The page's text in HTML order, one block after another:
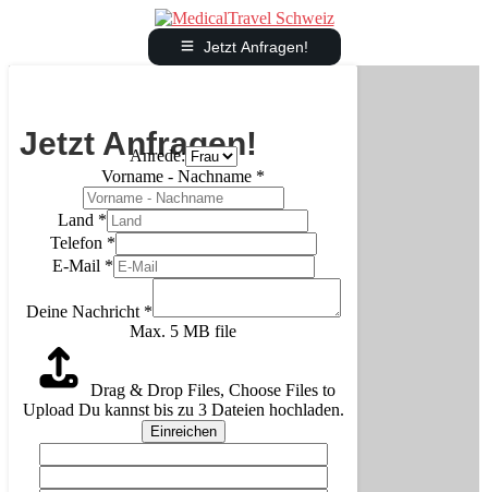
Jetzt Anfragen!
Jetzt Anfragen!
Anrede:
Vorname - Nachname *
Land *
Telefon *
E-Mail *
Deine Nachricht *
Max. 5 MB file
Drag & Drop Files, Choose Files to
Upload Du kannst bis zu 3 Dateien hochladen.
Einreichen